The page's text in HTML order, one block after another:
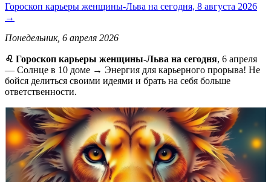
Гороскоп карьеры женщины-Льва на сегодня, 8 августа 2026
→
Понедельник, 6 апреля 2026
♌️ Гороскоп карьеры женщины-Льва на сегодня, 6 апреля
— Солнце в 10 доме → Энергия для карьерного прорыва! Не
бойся делиться своими идеями и брать на себя больше
ответственности.